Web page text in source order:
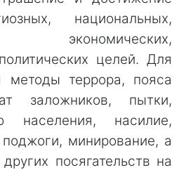
национальных,
экономических,
целей. Для
методы террора, пояса
заложников, пытки,
населения, насилие,
минирование, а
посягательств на